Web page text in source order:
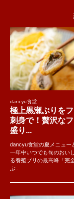
dancyu食堂
極上黒瀬ぶりを
刺身で！贅沢な
盛り...
dancyu食堂の夏メニュー
一年中いつでも旬のおい
る養殖ブリの最高峰「完
ぶ..